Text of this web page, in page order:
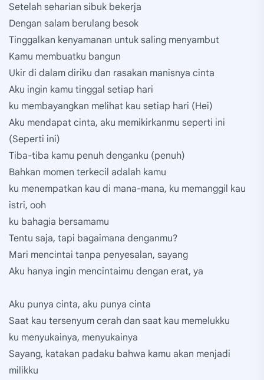
Setelah seharian sibuk bekerja
Dengan salam berulang besok
Tinggalkan kenyamanan untuk saling menyambut
Kamu membuatku bangun
Ukir di dalam diriku dan rasakan manisnya cinta
Aku ingin kamu tinggal setiap hari
ku membayangkan melihat kau setiap hari (Hei)
Aku mendapat cinta, aku memikirkanmu seperti ini
(Seperti ini)
Tiba-tiba kamu penuh denganku (penuh)
Bahkan momen terkecil adalah kamu
ku menempatkan kau di mana-mana, ku memanggil kau
istri, ooh
ku bahagia bersamamu
Tentu saja, tapi bagaimana denganmu?
Mari mencintai tanpa penyesalan, sayang
Aku hanya ingin mencintaimu dengan erat, ya
Aku punya cinta, aku punya cinta
Saat kau tersenyum cerah dan saat kau memelukku
ku menyukainya, menyukainya
Sayang, katakan padaku bahwa kamu akan menjadi
milikku